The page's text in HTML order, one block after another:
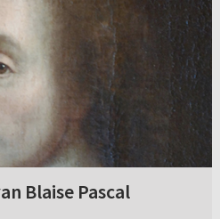
Blaise Pascal